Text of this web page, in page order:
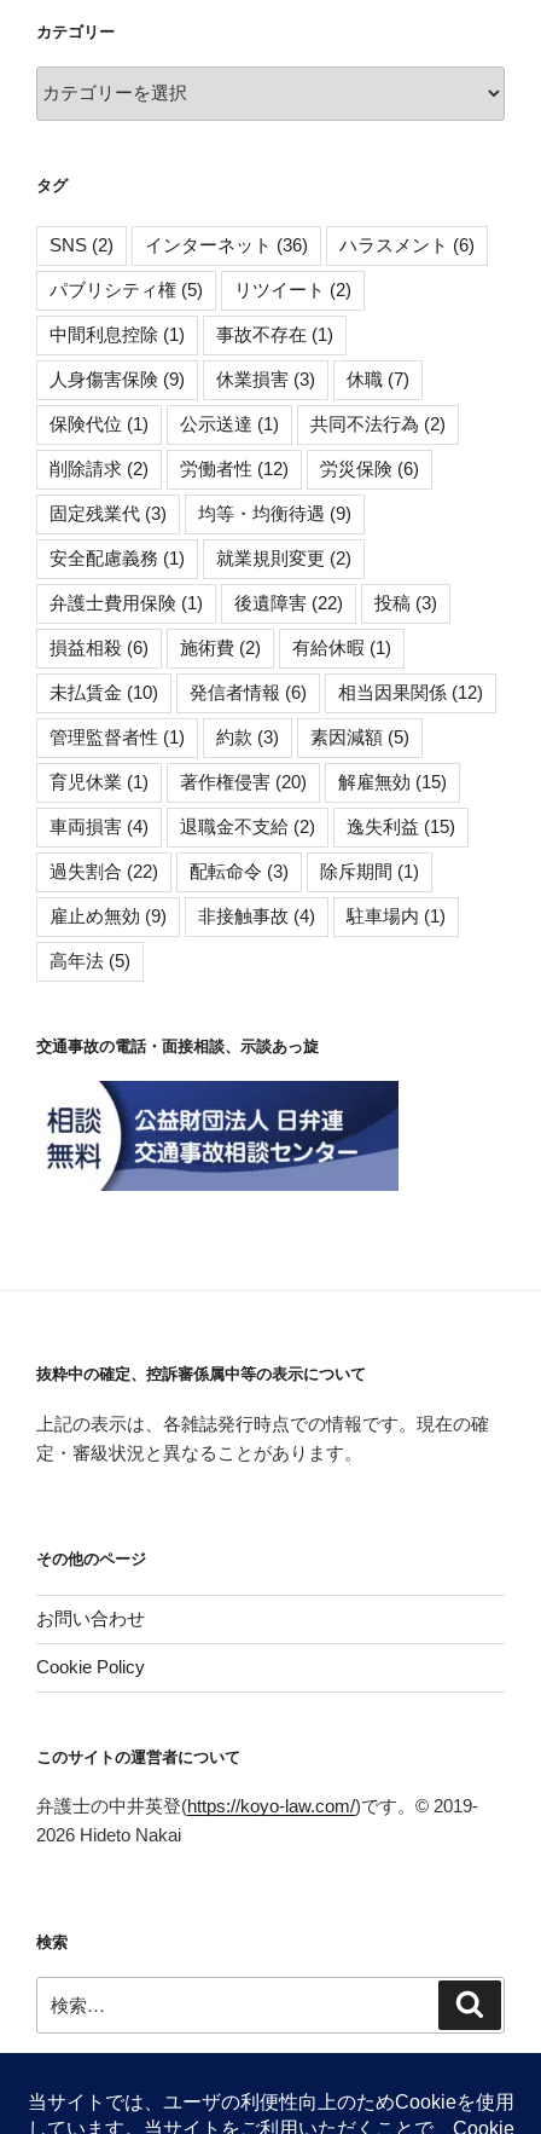
ブ
カテゴリー
テ
ー
タグ
SNS (2) インターネット (36) ハラスメント (6)
パブリシティ権 (5) リツイート (2)
中間利息控除 (1) 事故不存在 (1)
人身傷害保険 (9) 休業損害 (3) 休職 (7)
保険代位 (1) 公示送達 (1) 共同不法行為 (2)
削除請求 (2) 労働者性 (12) 労災保険 (6)
固定残業代 (3) 均等・均衡待遇 (9)
安全配慮義務 (1) 就業規則変更 (2)
弁護士費用保険 (1) 後遺障害 (22) 投稿 (3)
損益相殺 (6) 施術費 (2) 有給休暇 (1)
未払賃金 (10) 発信者情報 (6) 相当因果関係 (12)
管理監督者性 (1) 約款 (3) 素因減額 (5)
育児休業 (1) 著作権侵害 (20) 解雇無効 (15)
車両損害 (4) 退職金不支給 (2) 逸失利益 (15)
過失割合 (22) 配転命令 (3) 除斥期間 (1)
雇止め無効 (9) 非接触事故 (4) 駐車場内 (1)
高年法 (5)
交通事故の電話・面接相談、示談あっ旋
抜粋中の確定、控訴審係属中等の表示について
上記の表示は、各雑誌発行時点での情報です。現在の確
定・審級状況と異なることがあります。
その他のページ
お問い合わせ
Cookie Policy
このサイトの運営者について
弁護士の中井英登(https://koyo-law.com/)です。© 2019-
2026 Hideto Nakai
検索
索: